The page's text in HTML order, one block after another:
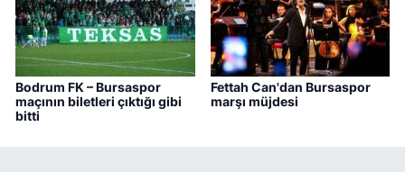
Bodrum FK – Bursaspor
maçının biletleri çıktığı gibi
bitti
Fettah Can'dan Bursaspor
marşı müjdesi